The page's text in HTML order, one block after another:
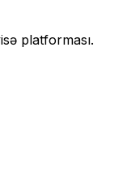
platforması.